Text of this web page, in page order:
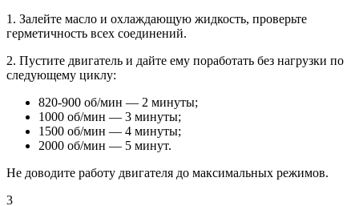
1. Залейте масло и охлаждающую жидкость, проверьте
герметичность всех соединений.
2. Пустите двигатель и дайте ему поработать без нагрузки по
следующему циклу:
820-900 об/мин — 2 минуты;
1000 об/мин — 3 минуты;
1500 об/мин — 4 минуты;
2000 об/мин — 5 минут.
He доводите работу двигателя до максимальных режимов.
3